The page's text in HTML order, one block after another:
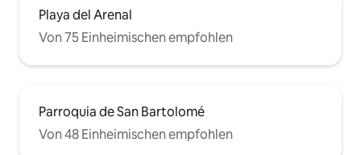
Playa del Arenal
Von 75 Einheimischen empfohlen
Parroquia de San Bartolomé
Von 48 Einheimischen empfohlen